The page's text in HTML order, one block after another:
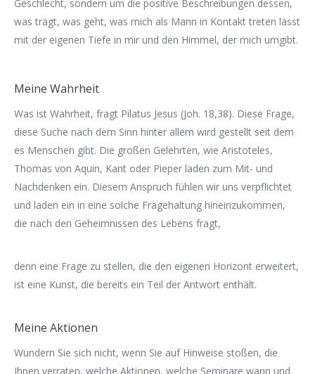
Geschlecht, sondern um die positive Beschreibungen dessen,
was trägt, was geht, was mich als Mann in Kontakt treten lässt
mit der eigenen Tiefe in mir und den Himmel, der mich umgibt.
Meine Wahrheit
Was ist Wahrheit, fragt Pilatus Jesus (Joh. 18,38). Diese Frage,
diese Suche nach dem Sinn hinter allem wird gestellt seit dem
es Menschen gibt. Die großen Gelehrten, wie Aristoteles,
Thomas von Aquin, Kant oder Pieper laden zum Mit- und
Nachdenken ein. Diesem Anspruch fühlen wir uns verpflichtet
und laden ein in eine solche Fragehaltung hineinzukommen,
die nach den Geheimnissen des Lebens fragt,
denn eine Frage zu stellen, die den eigenen Horizont erweitert,
ist eine Kunst, die bereits ein Teil der Antwort enthält.
Meine Aktionen
Wundern Sie sich nicht, wenn Sie auf Hinweise stoßen, die
Ihnen verraten, welche Aktionen, welche Seminare wann und